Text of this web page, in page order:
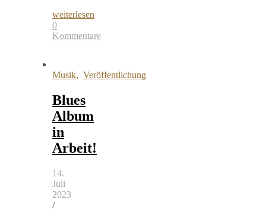
weiterlesen
0
Kommentare
Musik, Veröffentlichung
Blues
Album
in
Arbeit!
14.
Juli
2023
/